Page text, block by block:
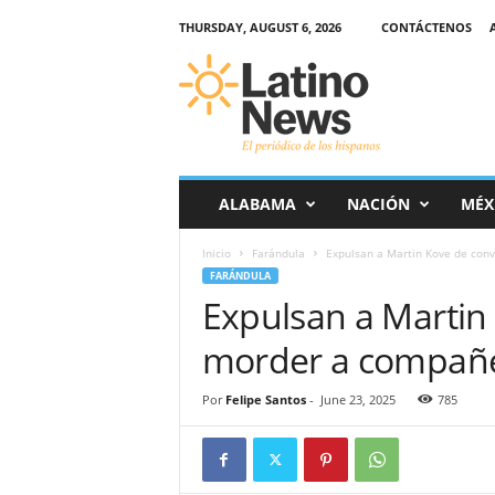
THURSDAY, AUGUST 6, 2026 CONTÁCTENOS
r
ALABAMA NACIÓN
Inicio Farándula Expulsan a Martin Kove de
FARÁNDULA
Expulsan a
morder a
Por Felipe Santos- June 23, 2025 785